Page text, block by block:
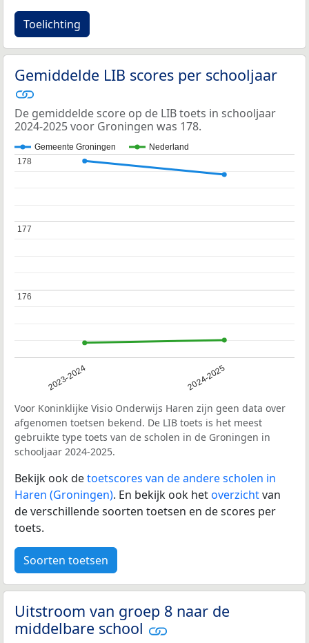
Toelichting
Gemiddelde LIB scores per schooljaar
De gemiddelde score op de LIB toets in schooljaar
2024-2025 voor Groningen was 178.
Gemeente Groningen Nederland
2023-2024 2024-2025
176
176
177
177
178
178
Voor Koninklijke Visio Onderwijs Haren zijn geen data over
afgenomen toetsen bekend. De LIB toets is het meest
gebruikte type toets van de scholen in de Groningen in
schooljaar 2024-2025.
Bekijk ook detoetscores van de andere scholen in
Haren (Groningen). En bekijk ook hetoverzichtvan
de verschillende soorten toetsen en de scores per
toets.
Soorten toetsen
Uitstroom van groep 8 naar de
middelbare school